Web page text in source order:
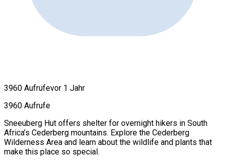
3960 Aufrufevor 1 Jahr
3960 Aufrufe
Sneeuberg Hut offers shelter for overnight hikers in South
Africa’s Cederberg mountains. Explore the Cederberg
Wilderness Area and learn about the wildlife and plants that
make this place so special.